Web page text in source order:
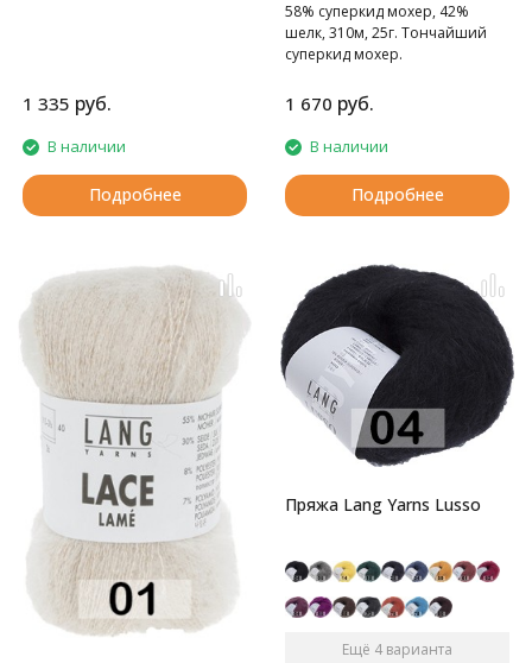
1 335 руб.
В наличии
Подробнее
58% суперкид мохер, 42%
шелк, 310м, 25г. Тончайший
суперкид мохер.
1 670 руб.
В наличии
Подробнее
Пряжа Lang Yarns Lusso
Ещё 4 варианта